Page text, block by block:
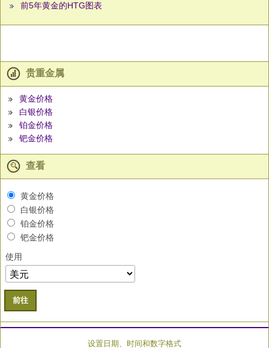
前5年黄金的HTG图表
贵重金属
黄金价格
白银价格
铂金价格
钯金价格
查看
黄金价格
白银价格
铂金价格
钯金价格
使用
前往
设置日期、时间和数字格式